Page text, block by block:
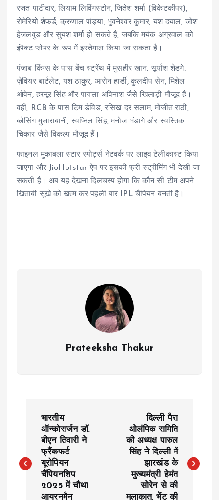
रजत पाटीदार, लियाम लिविंगस्टोन, जितेश शर्मा (विकेटकीपर),
रोमेरियो शेफर्ड, क्रुणाल पांड्या, भुवनेश्वर कुमार, यश दयाल, जोश
हेजलवुड और सुयश शर्मा हो सकते हैं, जबकि मयंक अग्रवाल को
इंपैक्ट प्लेयर के रूप में इस्तेमाल किया जा सकता है।
पंजाब किंग्स के पास बेंच स्ट्रेंथ में मुसहीर खान, सूर्यांश शेडगे,
ज़ेवियर बार्टलेट, यश ठाकुर, आरोन हार्डी, कुलदीप सेन, मिशेल
ओवेन, हरनूर सिंह और पायला अविनाश जैसे खिलाड़ी मौजूद हैं।
वहीं, RCB के पास टिम डेविड, रसिख दर सलाम, मोजीत राठी,
ब्लेसिंग मुजाराबानी, स्वप्निल सिंह, मनोज भंडागे और स्वस्तिक
चिकार जैसे विकल्प मौजूद हैं।
फाइनल मुकाबला स्टार स्पोर्ट्स नेटवर्क पर लाइव टेलीकास्ट किया
जाएगा और JioHotstar ऐप पर इसकी फ्री स्ट्रीमिंग भी देखी जा
सकती है। अब यह देखना दिलचस्प होगा कि कौन सी टीम अपने
खिताबी सूखे को खत्म कर पहली बार IPL चैंपियन बनती है।
Prateeksha Thakur
s
भारतीय
ऑन्कोसर्जन डॉ.
बीएन तिवारी ने
फ्रैंकफर्ट
यूरोपियन
चैंपियनशिप
2025 में चौथा
आयरनमैन
दिल्ली पैरा
ओलंपिक समिति
की अध्यक्ष पारुल
सिंह ने दिल्ली में
झारखंड के
मुख्यमंत्री हेमंत
सोरेन से की
मुलाकात, भेंट की